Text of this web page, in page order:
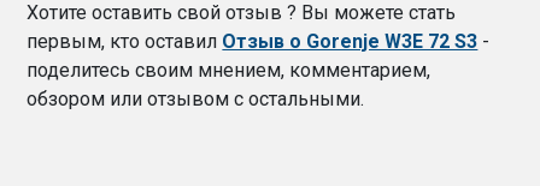
Хотите оставить свой отзыв ? Вы можете стать
первым, кто оставил Отзыв о Gorenje W3E 72 S3 -
поделитесь своим мнением, комментарием,
обзором или отзывом с остальными.